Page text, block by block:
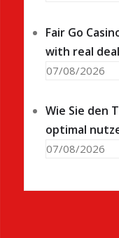
Fair Go
with real
07/08/2026
Wie Sie den
optimal
07/08/2026